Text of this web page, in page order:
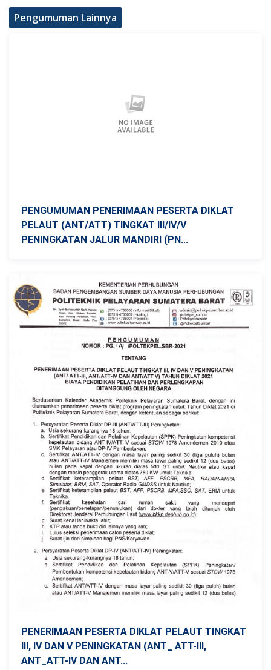
Pengumuman Lainnya
PENGUMUMAN PENERIMAAN PESERTA DIKLAT
PELAUT (ANT/ATT) TINGKAT III/IV/V
PENINGKATAN JALUR MANDIRI (PN...
PENERIMAAN PESERTA DIKLAT PELAUT TINGKAT
III, IV DAN V PENINGKATAN (ANT_ ATT-III,
ANT_ATT-IV DAN ANT...